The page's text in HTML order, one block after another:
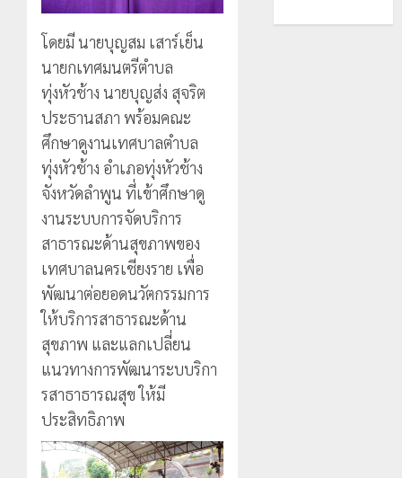
โดยมี นายบุญสม เสาร์เย็น
นายกเทศมนตรีตำบล
ทุ่งหัวช้าง นายบุญส่ง สุจริต
ประธานสภา พร้อมคณะ
ศึกษาดูงานเทศบาลตำบล
ทุ่งหัวช้าง อำเภอทุ่งหัวช้าง
จังหวัดลำพูน ที่เข้าศึกษาดู
งานระบบการจัดบริการ
สาธารณะด้านสุขภาพของ
เทศบาลนครเชียงราย เพื่อ
พัฒนาต่อยอดนวัตกรรมการ
ให้บริการสาธารณะด้าน
สุขภาพ และแลกเปลี่ยน
แนวทางการพัฒนาระบบริกา
รสาธาธารณสุข ให้มี
ประสิทธิภาพ